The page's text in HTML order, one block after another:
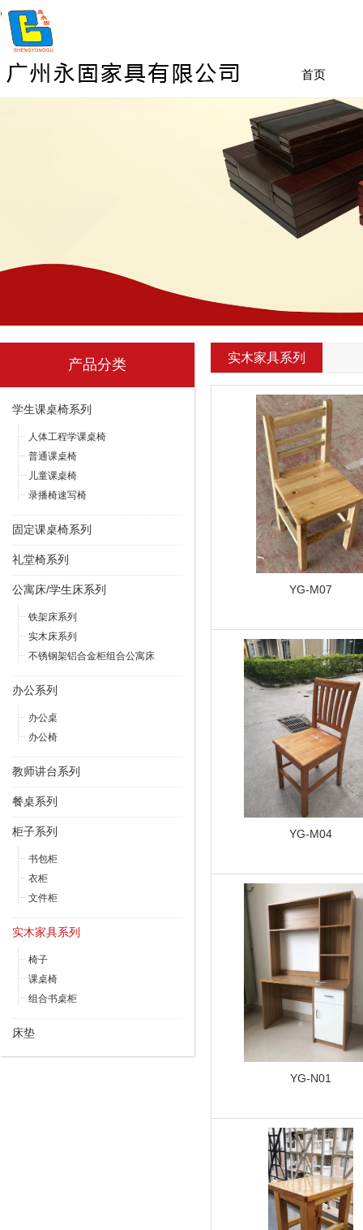
首页
产品分类
学生课桌椅系列
人体工程学课桌椅
普通课桌椅
儿童课桌椅
录播椅速写椅
固定课桌椅系列
礼堂椅系列
公寓床/学生床系列
铁架床系列
实木床系列
不锈钢架铝合金柜组合公寓床
办公系列
办公桌
办公椅
教师讲台系列
餐桌系列
柜子系列
书包柜
衣柜
文件柜
实木家具系列
椅子
课桌椅
组合书桌柜
床垫
实木家具系列
YG-M07
YG-M04
YG-N01